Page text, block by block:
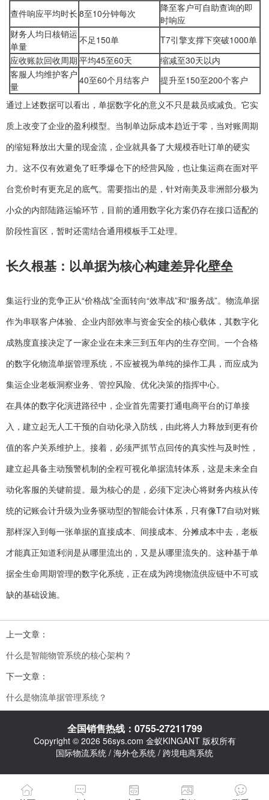
查件响应平均时长 8至10分钟每次
降至客户可自助查询的即
时响应
财务人均日核销运
单量
不足150单
T7引擎支撑下突破1000单
应收账款回收周期 平均45至60天
缩减至30天以内
客服人均维护客户
量
40至60个月结客户 提升至150至200个客户
通过上述数据可以看出，单据数字化的意义不只是裁员或减负。它实
质上改变了企业的盈利模型。当制单边际成本趋近于零，当对账周期
的缩短释放出大量的现金流，企业就具备了大规模吞吐订单的硬实
力。这不仅有效避免了旺季爆仓下的经营风险，也让集运商在面对平
台竞价时有更充足的底气。需要指出的是，针对南美及非洲部分极为
小众的内部陆路运输环节，目前的通用数字化方案仍存在接口适配的
阶段性盲区，暂时还需结合通用模板手工处理。
长久根基：以单据为核心构建差异化壁垒
集运行业的竞争正从“价格战”全面转向“效率战”和“服务战”。物流单据
作为串联客户体验、企业内部效率与资金安全的核心载体，其数字化
成熟度直接决定了一家企业在未来三到五年内的生存空间。一个合格
的数字化物流单据管理系统，不应被视为单纯的操作工具，而应成为
集运企业老板洞察业务、管控风险、优化决策的指挥中心。
在具体的数字化演进路径中，企业首先需要打通电商平台的订单接
入，建立起无人工干预的自动化录入防线，由此将人力释放到更有价
值的客户关系维护上。接着，必须严抓节点回传的真实性与及时性，
建立起具备主动预警机制的全程可视化单据流转体系，这是未来全自
动化客服的关键前提。最为核心的是，必须下定决心将财务内核从传
统的记账会计升级为业务驱动型的智能会计体系，只有像T7自动对账
那样深入到每一张单据的直接成本、间接成本、分摊成本中去，老板
才能真正知道利润是从哪里流出的，又是从哪里流失的。这种基于单
据全生命周期管理的数字化系统，正在成为跨境物流供应链中不可或
缺的基础设施。
上一文章：
什么是智能物管系统的核心架构？
下一文章：
什么是物流单据管理系统？
全国销售热线：0755-27211799
Copyright © 2026 56sys.com 金蚁KINGANT 版权所有
国际物流系统 / 海外仓系统 / 跨境电商系统